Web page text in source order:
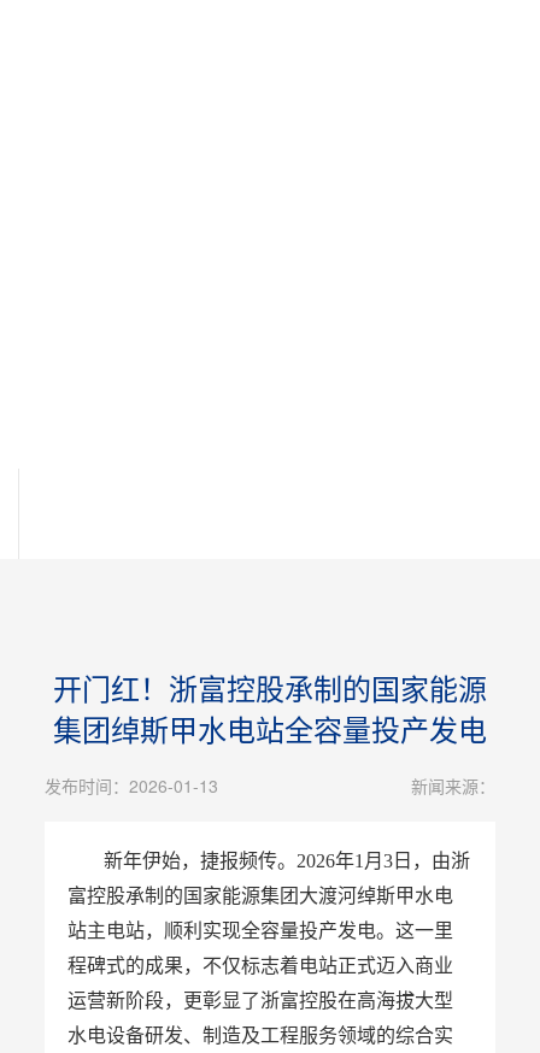
开门红！浙富控股承制的国家能源
集团绰斯甲水电站全容量投产发电
发布时间：2026-01-13 新闻来源：
新年伊始，捷报频传。2026年1月3日，由浙
富控股承制的国家能源集团大渡河绰斯甲水电
站主电站， 顺利 实现全容量投产发电。这一里
程碑式的成果， 不仅标志着电站正式迈入商业
运营新阶段，更彰显了 浙富控股在高海拔大型
水电设备研发、制造及工程服务领域的综合实